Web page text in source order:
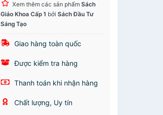
Xem thêm các sản phẩmSách
Giáo Khoa Cấp 1 bởiSách Đầu Tư
Sáng Tạo
Giao hàng toàn quốc
Được kiểm tra hàng
Thanh toán khi nhận hàng
Chất lượng, Uy tín